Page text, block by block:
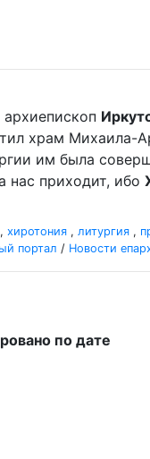
храм Михаила-
им была
нас приходит, ибо
, хиротония , литургия ,
портал / Новости
по дате